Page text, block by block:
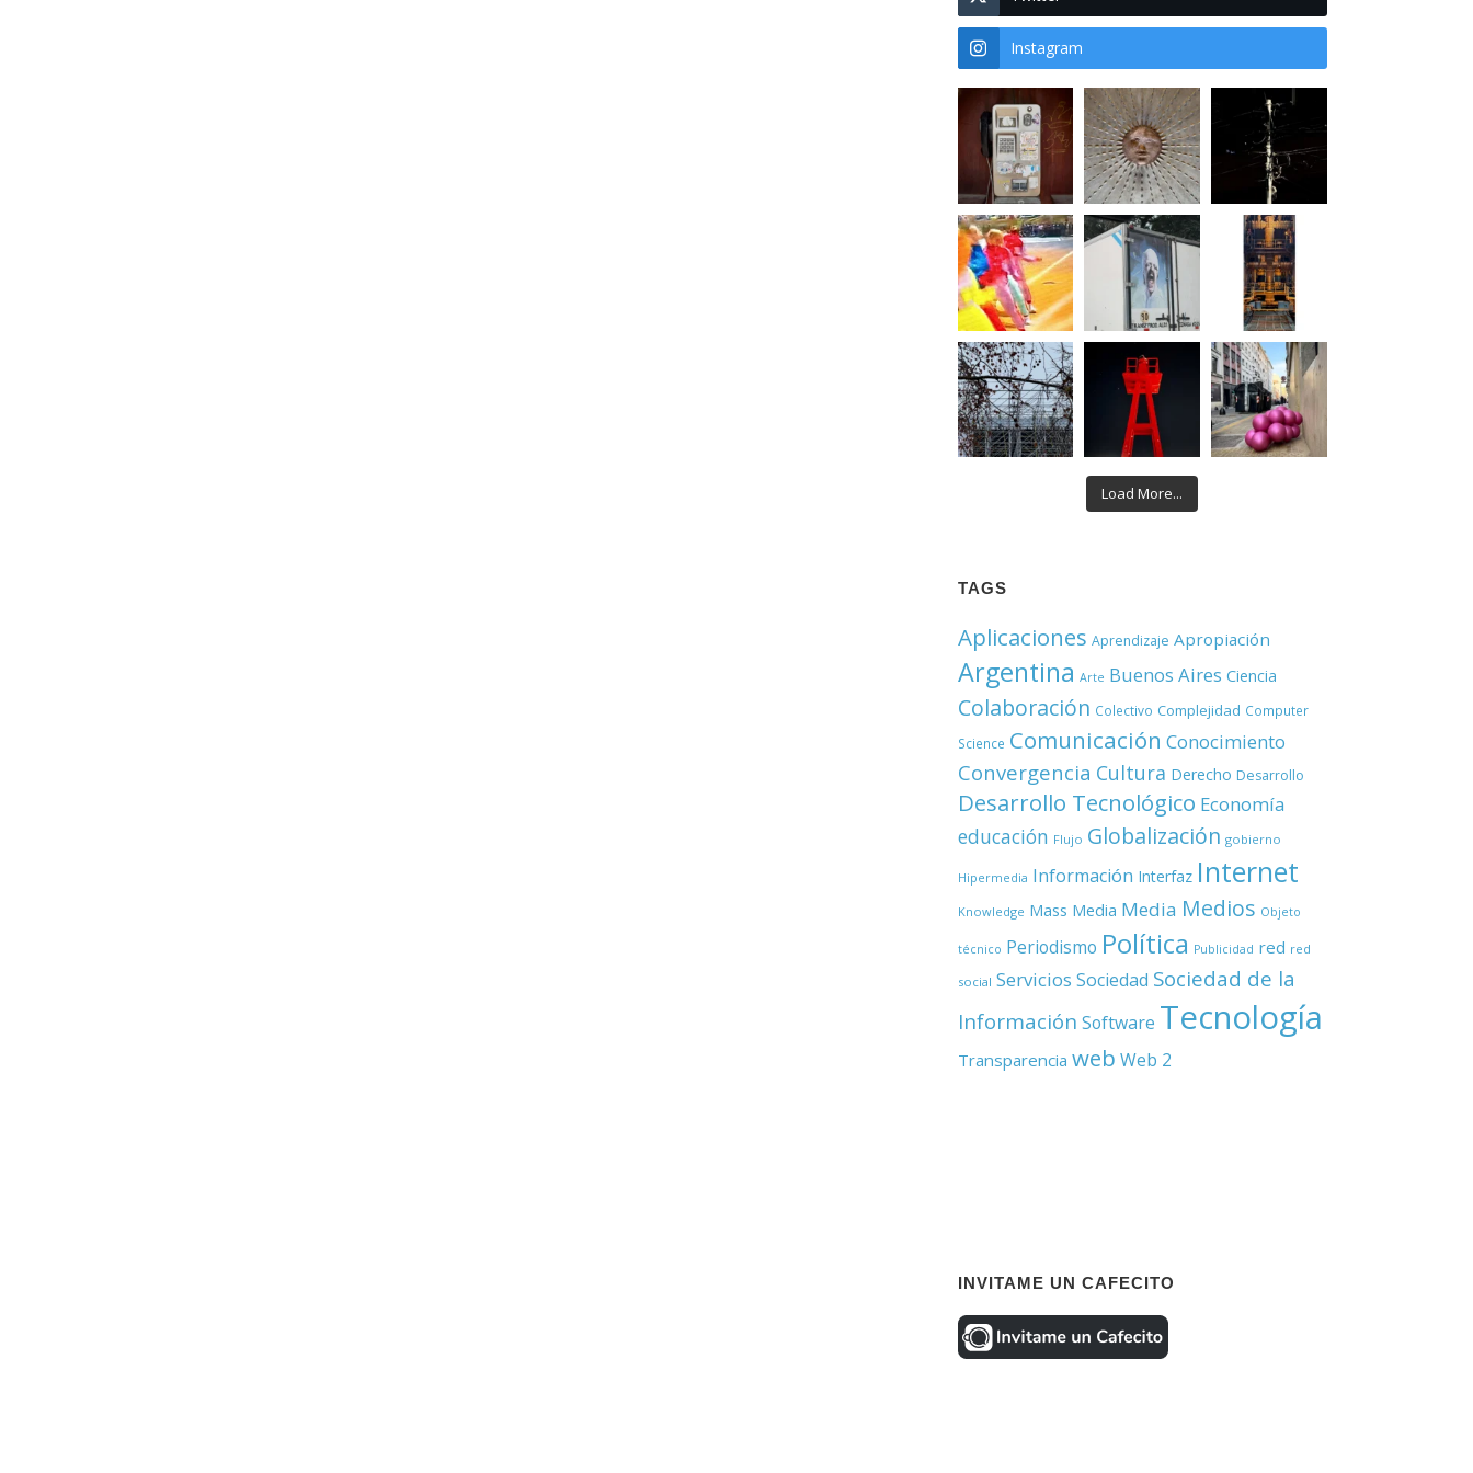
Instagram
Load More...
TAGS
Aplicaciones Aprendizaje Apropiación
Argentina Arte Buenos Aires Ciencia
Colaboración Colectivo Complejidad Computer
Science Comunicación Conocimiento
Convergencia Cultura Derecho Desarrollo
Desarrollo Tecnológico Economía
educación Flujo Globalización gobierno
Hipermedia Información Interfaz Internet
Knowledge Mass Media Media Medios Objeto
técnico Periodismo Política Publicidad red red
social Servicios Sociedad Sociedad de la
Información Software Tecnología
Transparencia web Web 2
INVITAME UN CAFECITO